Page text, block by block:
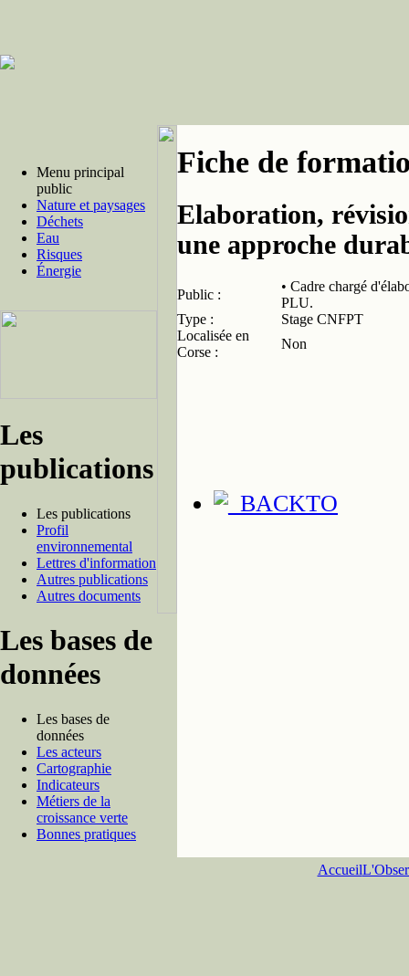
Menu principal
public
Nature et paysages
Déchets
Eau
Risques
Énergie
Les
publications
Les publications
Profil
environnemental
Lettres d'information
Autres publications
Autres documents
Les bases de
données
Les bases de
données
Les acteurs
Cartographie
Indicateurs
Métiers de la
croissance verte
Bonnes pratiques
Fiche de
Elaboration,
une approche
Public :
• Cadre chargé
PLU.
Type :
Stage CNFPT
Localisée en
Corse :
Non
Accueil